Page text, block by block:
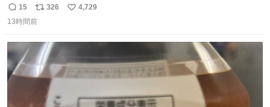
ごい #TravisJapan #Jリーグ
返
信
15
リ
ポ
ト
数
326
い
4,729
13時間前